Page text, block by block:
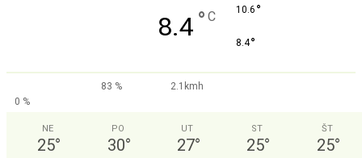
8.4 ° C 10.6 °
8.4°
83 %
2.1kmh
0 %
NE
25°
PO
30°
UT
27°
ST
25°
ŠT
25°